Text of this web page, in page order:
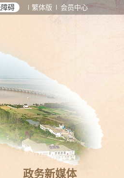
碍 繁体版 会员中心
政务新媒体